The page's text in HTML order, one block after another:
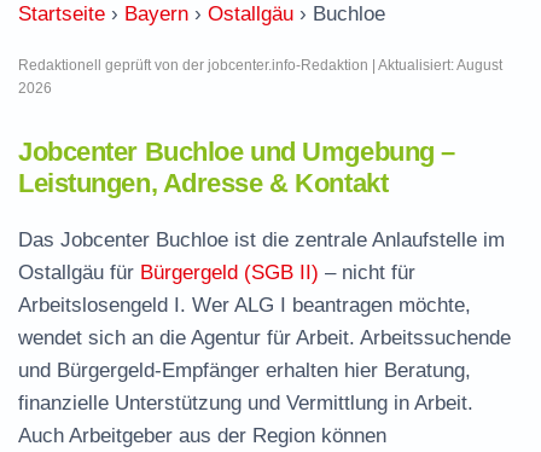
Startseite › Bayern › Ostallgäu › Buchloe
Redaktionell geprüft von der jobcenter.info-Redaktion | Aktualisiert: August
2026
Jobcenter Buchloe und Umgebung –
Leistungen, Adresse & Kontakt
Das Jobcenter Buchloe ist die zentrale Anlaufstelle im
Ostallgäu für Bürgergeld (SGB II) – nicht für
Arbeitslosengeld I. Wer ALG I beantragen möchte,
wendet sich an die Agentur für Arbeit. Arbeitssuchende
und Bürgergeld-Empfänger erhalten hier Beratung,
finanzielle Unterstützung und Vermittlung in Arbeit.
Auch Arbeitgeber aus der Region können